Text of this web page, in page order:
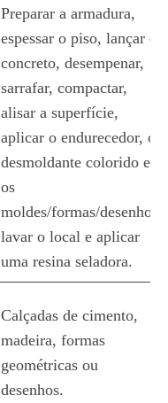
Preparar a armadura,
espessar o piso, lançar o
concreto, desempenar,
sarrafar, compactar,
alisar a superfície,
aplicar o endurecedor, o
desmoldante colorido e
os
moldes/formas/desenhos,
lavar o local e aplicar
uma resina seladora.
Calçadas de cimento,
madeira, formas
geométricas ou
desenhos.